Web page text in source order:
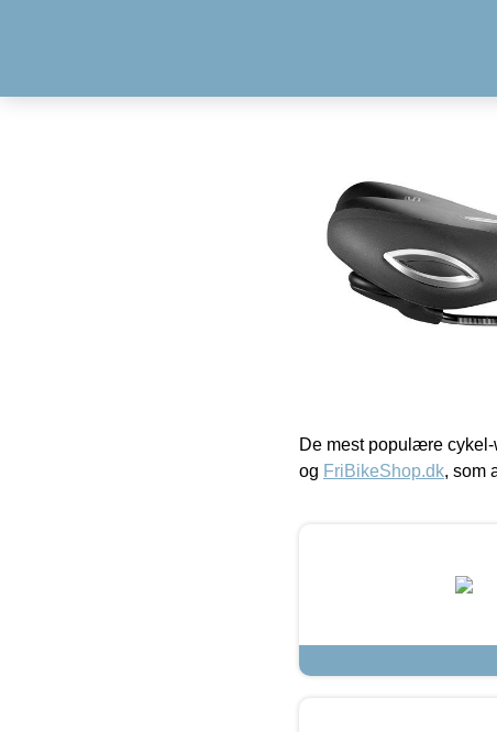
De mest populære
og FriBikeShop.dk, som